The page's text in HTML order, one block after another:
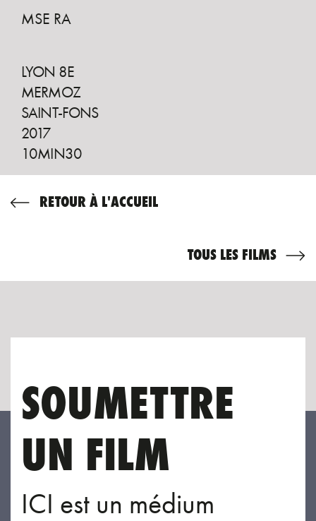
MSE RA
LYON 8E
MERMOZ
SAINT-FONS
2017
10MIN30
RETOUR À L'ACCUEIL
TOUS LES FILMS
SOUMETTRE
UN FILM
ICI est un médium